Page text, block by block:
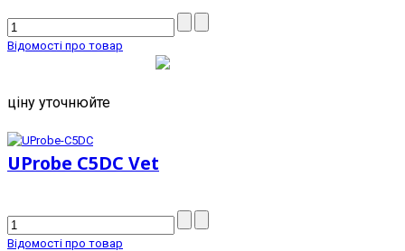
Відомості про товар
ціну уточнюйте
UProbe C5DC Vet
Відомості про товар